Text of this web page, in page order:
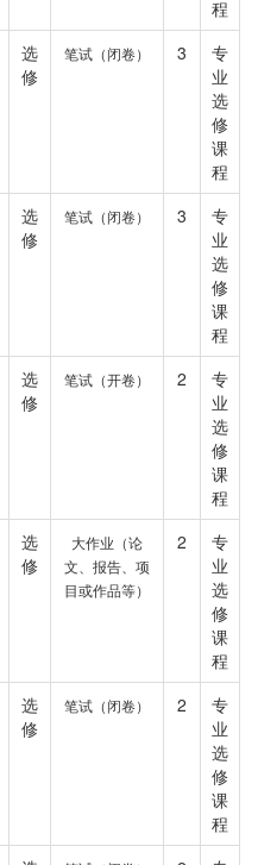
程
选
修
笔试（闭卷） 3
专
业
选
修
课
程
选
修
笔试（闭卷） 3
专
业
选
修
课
程
选
修
笔试（开卷） 2
专
业
选
修
课
程
选
修
大作业（论
文、报告、项
目或作品等）
2
专
业
选
修
课
程
选
修
笔试（闭卷） 2
专
业
选
修
课
程